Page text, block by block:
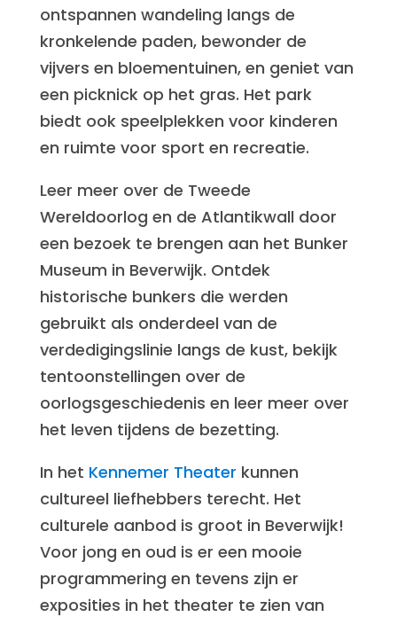
ontspannen wandeling langs de
kronkelende paden, bewonder de
vijvers en bloementuinen, en geniet van
een picknick op het gras. Het park
biedt ook speelplekken voor kinderen
en ruimte voor sport en recreatie.
Leer meer over de Tweede
Wereldoorlog en de Atlantikwall door
een bezoek te brengen aan het Bunker
Museum in Beverwijk. Ontdek
historische bunkers die werden
gebruikt als onderdeel van de
verdedigingslinie langs de kust, bekijk
tentoonstellingen over de
oorlogsgeschiedenis en leer meer over
het leven tijdens de bezetting.
In het Kennemer Theater kunnen
cultureel liefhebbers terecht. Het
culturele aanbod is groot in Beverwijk!
Voor jong en oud is er een mooie
programmering en tevens zijn er
exposities in het theater te zien van